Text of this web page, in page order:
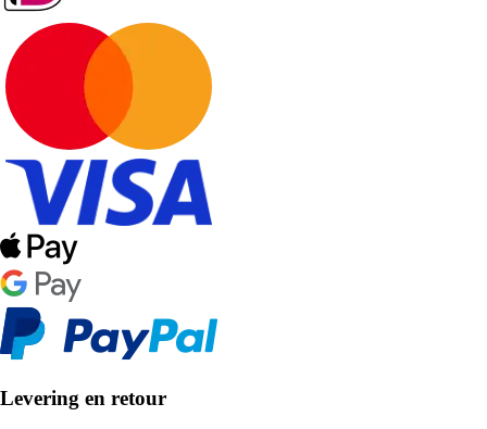
Levering en retour